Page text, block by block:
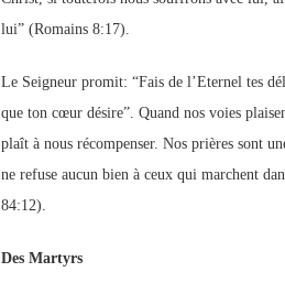
lui” (Romains 8:17).
Le Seigneur promit: “Fais de l’Eternel tes
que ton cœur désire”. Quand nos voies
plaît à nous récompenser. Nos prières sont
ne refuse aucun bien à ceux qui marchent
84:12).
Des Martyrs